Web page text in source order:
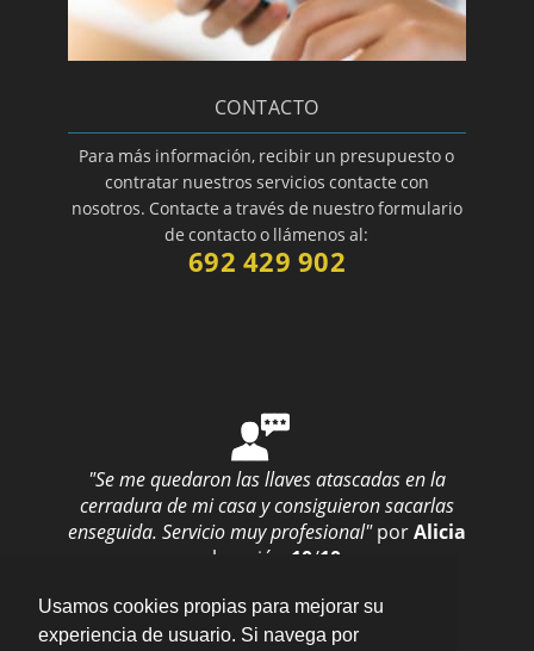
Usamos cookies propias para mejorar su
experiencia de usuario. Si navega por
CONTACTO
Para más información, recibir un presupuesto o
contratar nuestros servicios contacte con
nosotros. Contacte a través de nuestro formulario
de contacto o llámenos al:
692 429 902
"Se me quedaron las llaves atascadas en la
cerradura de mi casa y consiguieron sacarlas
enseguida. Servicio muy profesional" porAlicia
valoración 10/10